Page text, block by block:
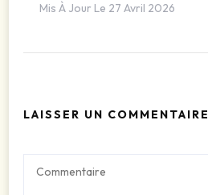
Mis À Jour Le 27 Avril 2026
LAISSER UN COMMENTAIRE